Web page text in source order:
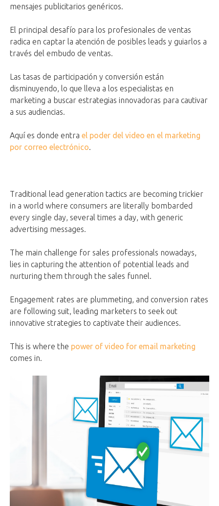
mensajes publicitarios genéricos.
El principal desafío para los profesionales de ventas
radica en captar la atención de posibles leads y guiarlos a
través del embudo de ventas.
Las tasas de participación y conversión están
disminuyendo, lo que lleva a los especialistas en
marketing a buscar estrategias innovadoras para cautivar
a sus audiencias.
Aquí es donde entra el poder del video en el marketing
por correo electrónico.
Traditional lead generation tactics are becoming trickier
in a world where consumers are literally bombarded
every single day, several times a day, with generic
advertising messages.
The main challenge for sales professionals nowadays,
lies in capturing the attention of potential leads and
nurturing them through the sales funnel.
Engagement rates are plummeting, and conversion rates
are following suit, leading marketers to seek out
innovative strategies to captivate their audiences.
This is where the power of video for email marketing
comes in.